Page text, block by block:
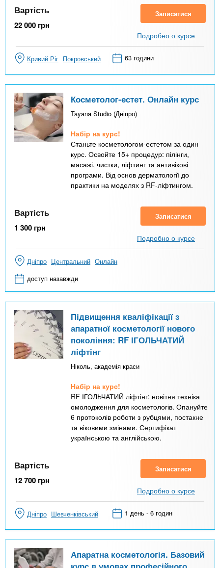
Вартість
22 000 грн
Записатися
Подробно о курсе
Кривий Ріг Покровський 63 години
Косметолог-естет. Онлайн курс
Tayana Studio (Дніпро)
Набір на курс!
Станьте косметологом-естетом за один
курс. Освойте 15+ процедур: пілінги,
масажі, чистки, ліфтинг та антивікові
програми. Від основ дерматології до
практики на моделях з RF-ліфтингом.
Вартість
1 300 грн
Записатися
Подробно о курсе
Дніпро Центральний Онлайн
доступ назавжди
Підвищення кваліфікації з
апаратної косметології нового
покоління: RF ІГОЛЬЧАТИЙ
ліфтінг
Ніколь, академія краси
Набір на курс!
RF ІГОЛЬЧАТИЙ ліфтінг: новітня техніка
омолодження для косметологів. Опануйте
6 протоколів роботи з рубцями, постакне
та віковими змінами. Сертифікат
українською та англійською.
Вартість
12 700 грн
Записатися
Подробно о курсе
Дніпро Шевченківський 1 день - 6 годин
Апаратна косметологія. Базовий